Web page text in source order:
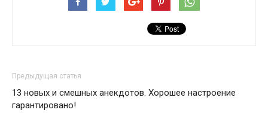
Предыдущая статья
13 новых и смешных анекдотов. Хорошее настроение
гарантировано!